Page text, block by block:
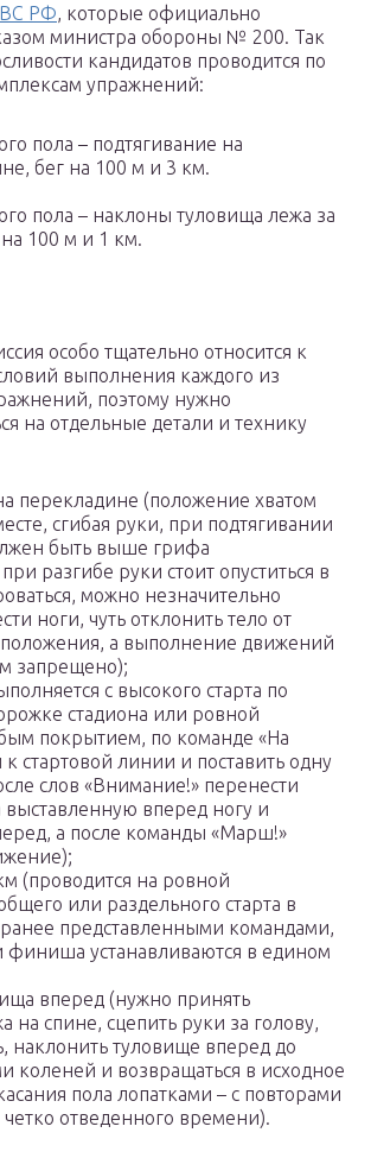
ВС РФ, которые официально
министра обороны № 200. Так
кандидатов проводится по
упражнений:
пола – подтягивание на
бег на 100 м и 3 км.
пола – наклоны туловища лежа за
100 м и 1 км.
особо тщательно относится к
выполнения каждого из
поэтому нужно
на отдельные детали и технику
перекладине (положение хватом
сгибая руки, при подтягивании
быть выше грифа
разгибе руки стоит опуститься в
можно незначительно
ноги, чуть отклонить тело от
а выполнение движений
запрещено);
с высокого старта по
стадиона или ровной
покрытием, по команде «На
к стартовой линии и поставить одну
слов «Внимание!» перенести
выставленную вперед ногу и
а после команды «Марш!»
(проводится на ровной
или раздельного старта в
ранее представленными командами,
финиша устанавливаются в едином
вперед (нужно принять
на спине, сцепить руки за голову,
наклонить туловище вперед до
коленей и возвращаться в исходное
пола лопатками – с повторами
отведенного времени).